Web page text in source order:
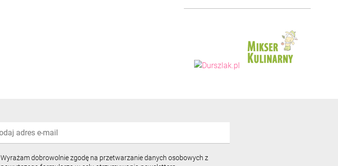
Wyrażam dobrowolnie zgodę na przetwarzanie danych osobowych z